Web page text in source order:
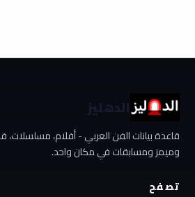
الدهليز
قاعدة بيانات الفن العربي - أفلام، مسلسلات،
وميمز ومسابقات في مكان واحد.
تصفح